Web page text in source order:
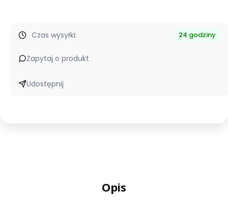
Czas wysyłki: 24 godziny
Zapytaj o produkt
Udostępnij
Opis